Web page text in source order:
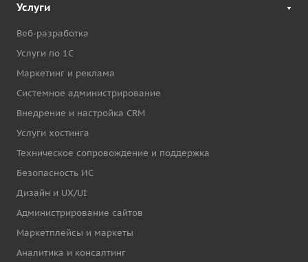
Услуги
Веб-разработка
Услуги по 1С
Маркетинг и реклама
Системное администрирование
Внедрение и настройка CRM
Услуги хостинга
Техническое сопровождение и поддержка
Безопасность ИС
Дизайн и UX/UI
Администрирование сайтов
Маркетплейсы и маркеты
Аналитика и консалтинг